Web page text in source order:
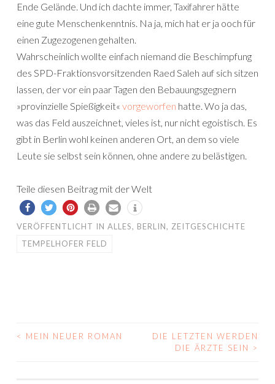
Ende Gelände. Und ich dachte immer, Taxifahrer hätte
eine gute Menschenkenntnis. Na ja, mich hat er ja ooch für
einen Zugezogenen gehalten.
Wahrscheinlich wollte einfach niemand die Beschimpfung
des SPD-Fraktionsvorsitzenden Raed Saleh auf sich sitzen
lassen, der vor ein paar Tagen den Bebauungsgegnern
»provinzielle Spießigkeit« vorgeworfen hatte. Wo ja das,
was das Feld auszeichnet, vieles ist, nur nicht egoistisch. Es
gibt in Berlin wohl keinen anderen Ort, an dem so viele
Leute sie selbst sein können, ohne andere zu belästigen.
Teile diesen Beitrag mit der Welt
VERÖFFENTLICHT IN ALLES, BERLIN, ZEITGESCHICHTE
TEMPELHOFER FELD
BEITRAGS-
< MEIN NEUER ROMAN
DIE LETZTEN WERDEN
DIE ÄRZTE SEIN
>